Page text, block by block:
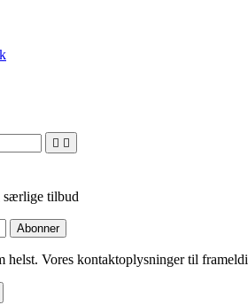
 
særlige tilbud
helst. Vores kontaktoplysninger til